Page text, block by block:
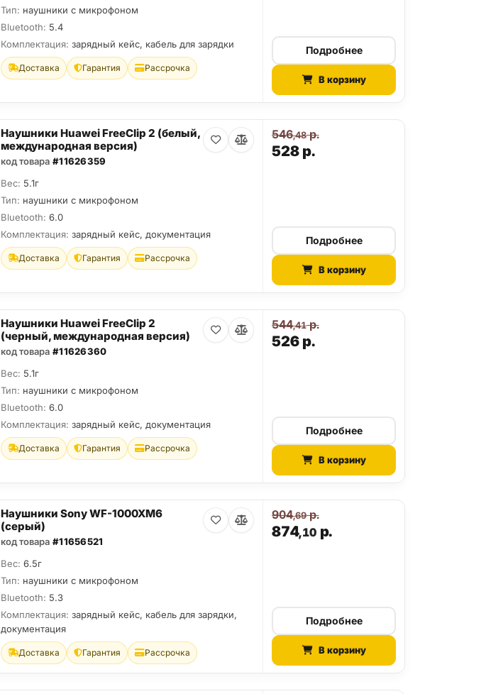
Тип: наушники с микрофоном
Bluetooth: 5.4
Комплектация: зарядный кейс, кабель для зарядки
Доставка Гарантия Рассрочка
Подробнее
В корзину
Наушники Huawei FreeClip 2 (белый,
международная версия)
код товара #11626359
Вес: 5.1г
Тип: наушники с микрофоном
Bluetooth: 6.0
Комплектация: зарядный кейс, документация
Доставка Гарантия Рассрочка
528р.
546,48р.
Подробнее
В корзину
Наушники Huawei FreeClip 2
(черный, международная версия)
код товара #11626360
Вес: 5.1г
Тип: наушники с микрофоном
Bluetooth: 6.0
Комплектация: зарядный кейс, документация
Доставка Гарантия Рассрочка
526р.
544,41р.
Подробнее
В корзину
Наушники Sony WF-1000XM6
(серый)
код товара #11656521
Вес: 6.5г
Тип: наушники с микрофоном
Bluetooth: 5.3
Комплектация: зарядный кейс, кабель для зарядки,
документация
Доставка Гарантия Рассрочка
874,10р.
904,69р.
Подробнее
В корзину